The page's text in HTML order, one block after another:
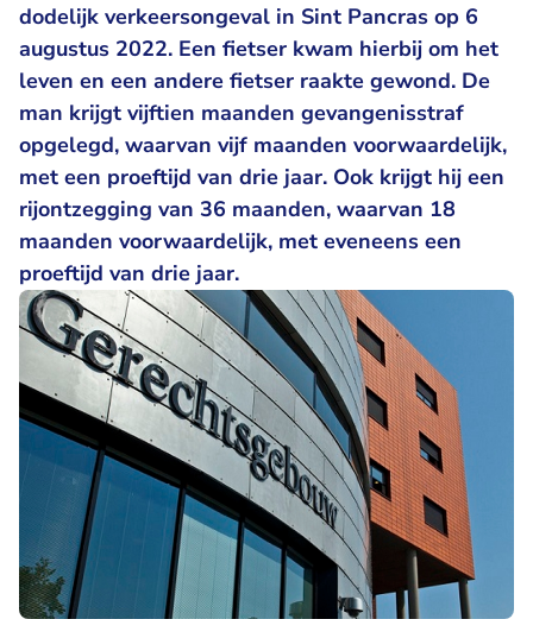
dodelijk verkeersongeval in Sint Pancras op 6
augustus 2022. Een fietser kwam hierbij om het
leven en een andere fietser raakte gewond. De
man krijgt vijftien maanden gevangenisstraf
opgelegd, waarvan vijf maanden voorwaardelijk,
met een proeftijd van drie jaar. Ook krijgt hij een
rijontzegging van 36 maanden, waarvan 18
maanden voorwaardelijk, met eveneens een
proeftijd van drie jaar.